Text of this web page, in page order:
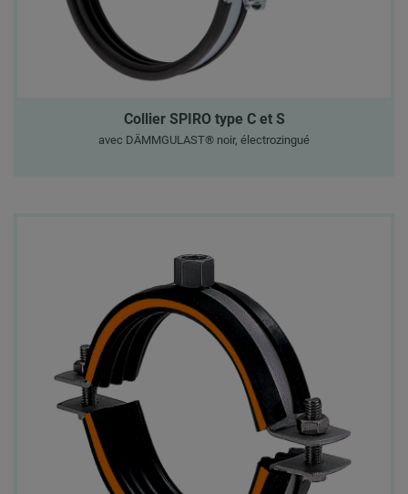
Collier SPIRO type C et S
avec DÄMMGULAST® noir, électrozingué